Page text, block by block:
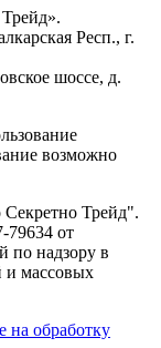
Респ., г.
шоссе, д.
возможно
Трейд".
79634 от
по надзору в
и массовых
на обработку